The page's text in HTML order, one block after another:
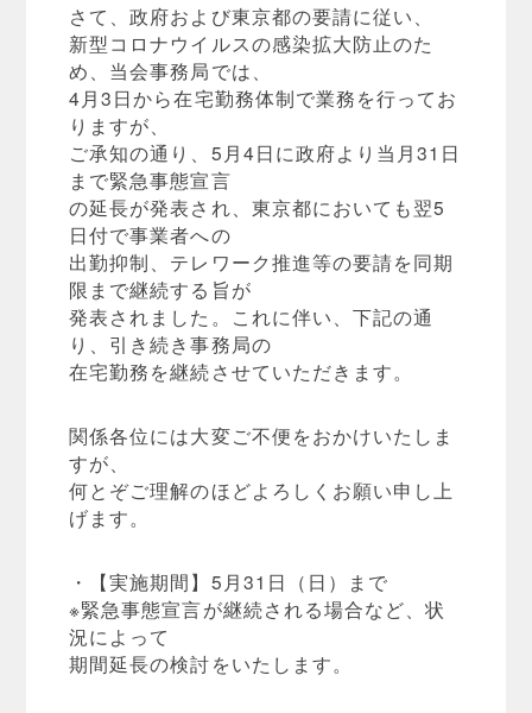
さて、政府および東京都の要請に従い、
新型コロナウイルスの感染拡大防止のた
め、当会事務局では、
4月3日から在宅勤務体制で業務を行ってお
りますが、
ご承知の通り、5月4日に政府より当月31日
まで緊急事態宣言
の延長が発表され、東京都においても翌5
日付で事業者への
出勤抑制、テレワーク推進等の要請を同期
限まで継続する旨が
発表されました。これに伴い、下記の通
り、引き続き事務局の
在宅勤務を継続させていただきます。
関係各位には大変ご不便をおかけいたしま
すが、
何とぞご理解のほどよろしくお願い申し上
げます。
・【実施期間】5月31日（日）まで
※緊急事態宣言が継続される場合など、状
況によって
期間延長の検討をいたします。